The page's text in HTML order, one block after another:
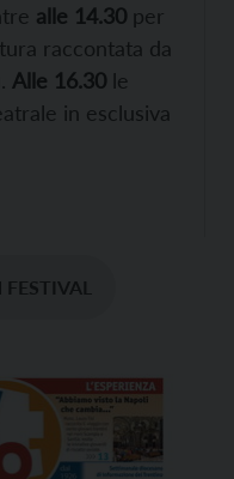
alle 14.30 per
raccontata da
Alle 16.30 le
in esclusiva